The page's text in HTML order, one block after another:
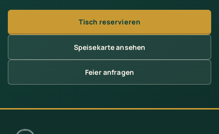
Tisch reservieren
Speisekarte ansehen
Feier anfragen